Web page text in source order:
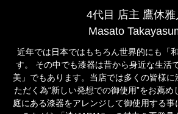
4代目 店主 鷹休雅
Masato
近年では日本ではもちろん世界的にも「
す。 その中でも漆器は昔から身近な生活
美」でもあります。当店では多くの皆様
ただく為“新しい発想での御使用”をお薦
庭にある漆器をアレンジして御使用する事